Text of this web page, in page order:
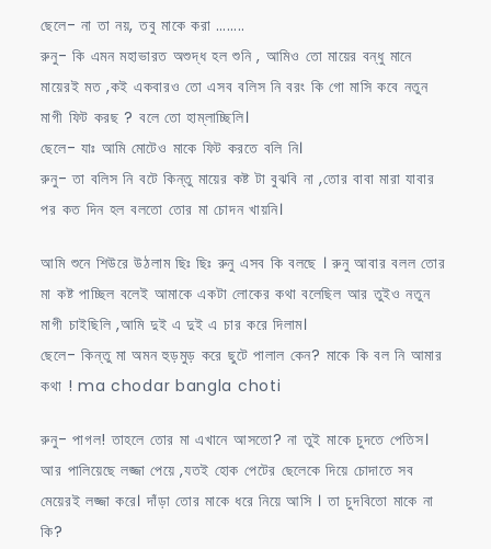
ছেলে- না তা নয়, তবু মাকে করা ……..
রুনু- কি এমন মহাভারত অশুদ্ধ হল শুনি , আমিও তো মায়ের বন্ধু মানে
মায়েরই মত ,কই একবারও তো এসব বলিস নি বরং কি গো মাসি কবে নতুন
মাগী ফিট করছ ? বলে তো হাম্লাচ্ছিলি।
ছেলে- যাঃ আমি মোটেও মাকে ফিট করতে বলি নি।
রুনু- তা বলিস নি বটে কিন্তু মায়ের কষ্ট টা বুঝবি না ,তোর বাবা মারা যাবার
পর কত দিন হল বলতো তোর মা চোদন খায়নি।
আমি শুনে শিউরে উঠলাম ছিঃ ছিঃ রুনু এসব কি বলছে । রুনু আবার বলল তোর
মা কষ্ট পাচ্ছিল বলেই আমাকে একটা লোকের কথা বলেছিল আর তুইও নতুন
মাগী চাইছিলি ,আমি দুই এ দুই এ চার করে দিলাম।
ছেলে- কিন্তু মা অমন হুড়মুড় করে ছুটে পালাল কেন? মাকে কি বল নি আমার
কথা ! ma chodar bangla choti
রুনু- পাগল! তাহলে তোর মা এখানে আসতো? না তুই মাকে চুদতে পেতিস।
আর পালিয়েছে লজ্জা পেয়ে ,যতই হোক পেটের ছেলেকে দিয়ে চোদাতে সব
মেয়েরই লজ্জা করে। দাঁড়া তোর মাকে ধরে নিয়ে আসি । তা চুদবিতো মাকে না
কি?